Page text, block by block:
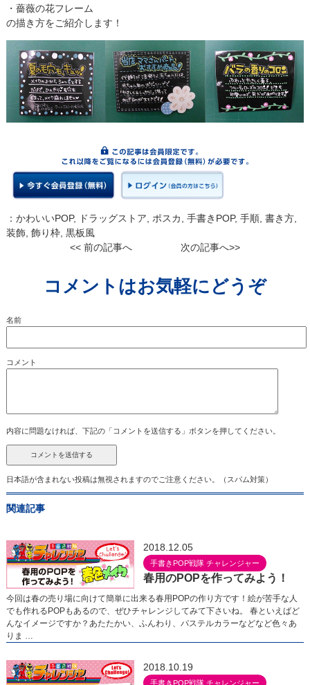
・薔薇の花フレーム
の描き方をご紹介します！
： かわいいPOP, ドラッグストア ポスカ 手書きPOP, 手順, 書き方,
装飾, 飾り枠, 黒板風
<< 前の記事へ
次の記事へ>>
コメントはお気軽にどうぞ
名前
コメント
内容に問題なければ、下記の「コメントを送信する」ボタンを押してください。
日本語が含まれない投稿は無視されますのでご注意ください。（スパム対策）
関連記事
2018.12.05
手書きPOP戦隊 チャレンジャー
春用のPOPを作ってみよう！
今回は春の売り場に向けて簡単に出来る春用POPの作り方です！絵が苦手な人
でも作れるPOPもあるので、ぜひチャレンジしてみて下さいね。 春といえばど
んなイメージですか？あたたかい、ふんわり、パステルカラーなどなど色々あ
りま …
2018.10.19
手書きPOP戦隊 チャレンジャー